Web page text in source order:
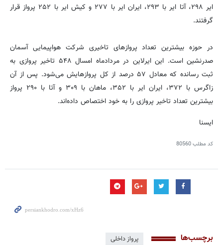
ایر ۲۹۸، آتا ایر با ۲۹۳، ایران ایر با ۲۷۷ و کیش ایر با ۲۵۲ پرواز قرار
گرفتند.
در حوزه بیشترین تعداد پروازهای تاخیری شرکت هواپیمایی آسمان
صدرنشین است. این ایرلاین در مردادماه امسال ۵۴۸ تاخیر پروازی به
ثبت رسانده که معادل ۵۷ درصد از کل پروازهایش می‌شود. پس از آن
زاگرس با ۳۷۲، ایران ایر با ۳۵۲، ماهان با ۳۰۹ و آتا با ۲۹۰ پرواز
بیشترین تعداد تاخیر پروازی را به خود اختصاص داده‌اند.
ایسنا
کد مطلب80560
برچسب‌ها پرواز داخلی